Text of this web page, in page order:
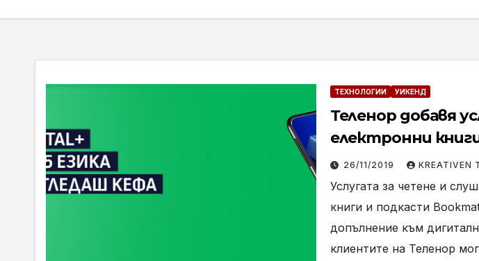
ТЕХНОЛОГИИ УИКЕНД
Теленор добавя
електронни
към своите
26/11/2019 KREATIVEN
Услугата за четене и
книги и подкасти
допълнение към
клиентите на Теленор